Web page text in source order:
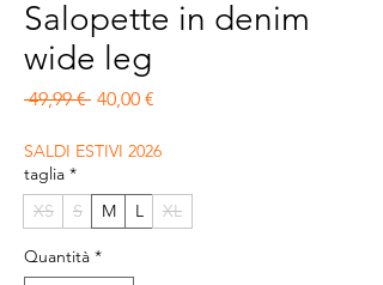
Salopette in denim
wide leg
49,99 € Prezzo regolare
40,00 €
SALDI ESTIVI 2026
taglia *
XS
S M L XL
Quantità *